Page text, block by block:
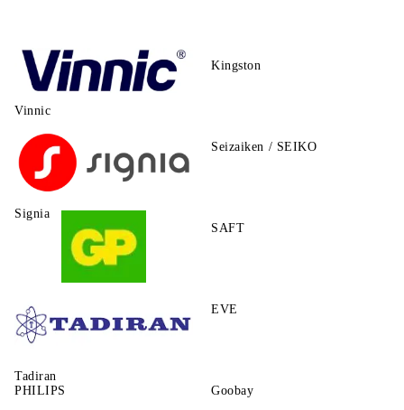
Vinnic
Kingston
Signia
Seizaiken / SEIKO
SAFT
Tadiran
EVE
PHILIPS Goobay